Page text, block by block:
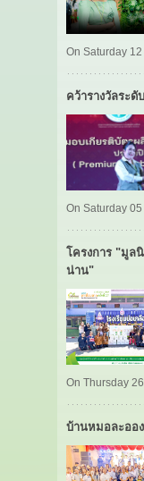
On Saturday
คว้ารางวัลระ
On Saturday
โครงการ "มูล
น่าน"
On Thursday
บ้านหมอละออ